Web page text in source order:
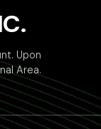
Upon
Area.